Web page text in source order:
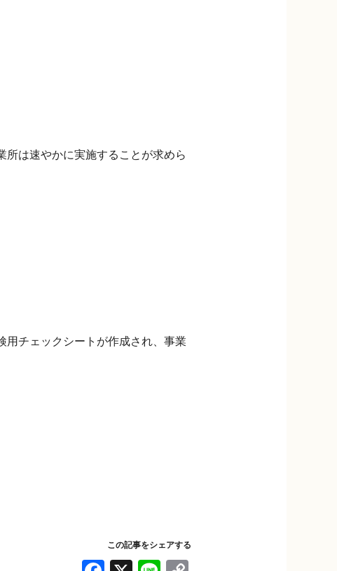
所は速やかに実施することが求めら
用チェックシートが作成され、事業
この記事をシェアする